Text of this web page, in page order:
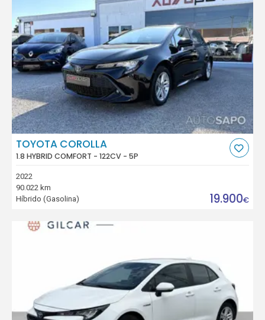
TOYOTA COROLLA
1.8 HYBRID COMFORT - 122CV - 5P
2022
90.022 km
Híbrido (Gasolina)
19.900€